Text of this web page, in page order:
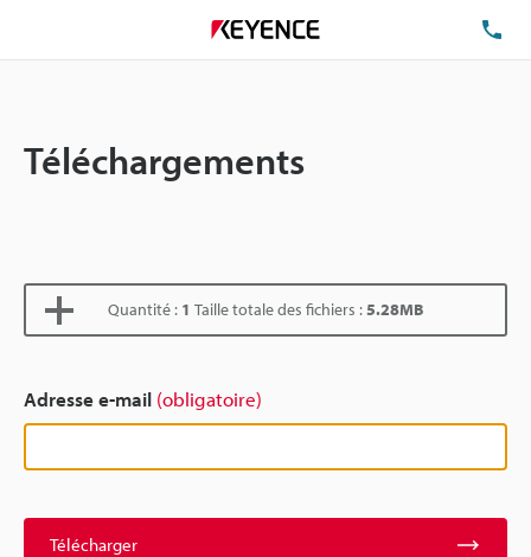
Téléchargements
Quantité : 1 Taille totale des fichiers :5.28MB
Adresse e-mail (obligatoire)
Télécharger